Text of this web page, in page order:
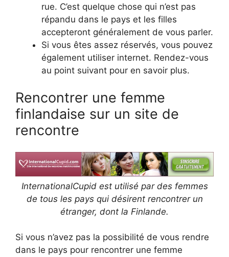
rue. C’est quelque chose qui n’est pas
répandu dans le pays et les filles
accepteront généralement de vous parler.
Si vous êtes assez réservés, vous pouvez
également utiliser internet. Rendez-vous
au point suivant pour en savoir plus.
Rencontrer une femme
finlandaise sur un site de
rencontre
InternationalCupid est utilisé par des femmes
de tous les pays qui désirent rencontrer un
étranger, dont la Finlande.
Si vous n’avez pas la possibilité de vous rendre
dans le pays pour rencontrer une femme